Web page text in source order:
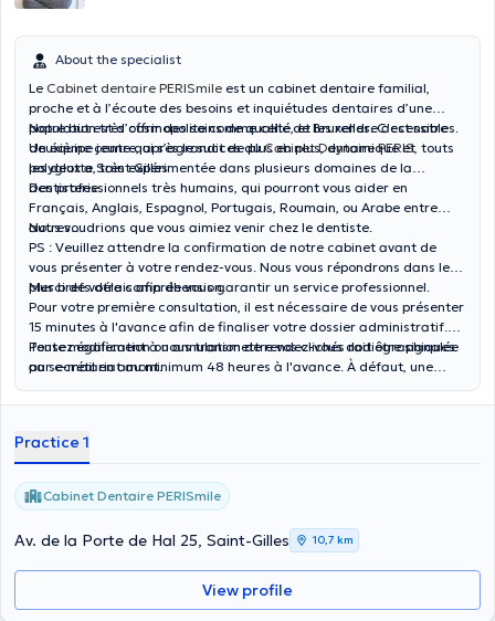
About the specialist
Le Cabinet dentaire PERISmile est un cabinet dentaire familial,
proche et à l’écoute des besoins et inquiétudes dentaires d’une
population très cosmopolite comme celle de Bruxelles. C'est notre
deuxième centre, après le succes duCabinet Dentaire PERIS, touts
les deux a Saint Gilles
Notre but est d’offrir des soins de qualité, et les rendre accessibles.
Un équipe jeune qui s’agrandit de plus en plus, dynamique et
polyglotte, très expérimentée dans plusieurs domaines de la
dentisterie.
Des professionnels très humains, qui pourront vous aider en
Français, Anglais, Espagnol, Portugais, Roumain, ou Arabe entre
autres…
Nous voudrions que vous aimiez venir chez le dentiste.
PS : Veuillez attendre la confirmation de notre cabinet avant de
vous présenter à votre rendez-vous. Nous vous répondrons dans les
plus brefs délais afin de vous garantir un service professionnel.
Merci de votre compréhension.
Pour votre première consultation, il est nécessaire de vous présenter
15 minutes à l'avance afin de finaliser votre dossier administratif.
Pensez également à nous transmettre vos clichés radiographiques
par e-mail en amont.
Toute modification ou annulation de rendez-vous doit être signalée
au secrétariat au minimum 48 heures à l'avance. À défaut, une
pour votre compréhension.
Practice 1
Cabinet Dentaire PERISmile
Av. de la Porte de Hal 25, Saint-Gilles 10,7 km
View profile